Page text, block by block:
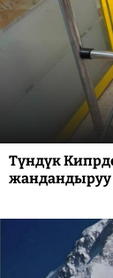
Түндүк
жандандыруу